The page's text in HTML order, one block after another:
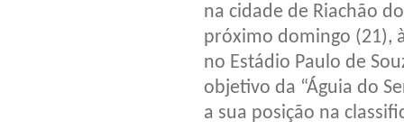
na cidade de Riachão
próximo domingo (21),
no Estádio Paulo de
objetivo da “Águia do
a sua posição na